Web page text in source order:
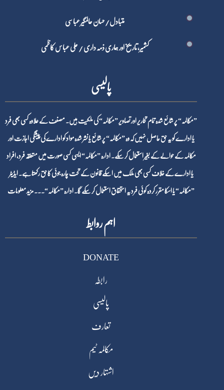
متبادل/ حسان عالمگیر عباسی
کشمیر، تاریخ اور ہماری ذمہ داری / علی عباس کاظمی
پالیسی
”مکالمہ“ پر شائع شدہ تمام تحاریر اور تصاویر ”مکالمہ“ کی ملکیت ہیں۔ مصنف کے علاوہ کسی بھی فرد
یا ادارے کو یہ حق حاصل نہیں کہ وہ ”مکالمہ“ پر شائع یا نشر شدہ مواد کو ادارے کی پیشگی اجازت اور
مکالمہ کے حوالے کے بغیر استعمال کر سکے۔ ادارہ ”مکالمہ“ ایسی کسی صورت میں متعلقہ فرد، افراد
یا ادارے کے خلاف کسی بھی ملک میں اسکے قانون کے تحت چارہ جوئی کا حق رکھتا ہے۔ ایڈیٹر
”مکالمہ“ یا اسکا مقرر کردہ کوئی فرد یہ استحقاق استعمال کر سکے گا۔ ادارہ ”مکالمہ“۔۔۔ مزید معلومات
اہم روابط
DONATE
رابطہ
پالیسی
تعارف
مکالمہ ٹیم
اشتہار دیں